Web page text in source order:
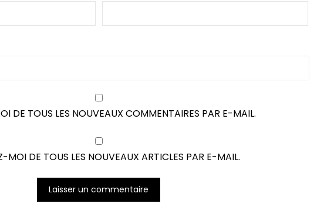
DE TOUS LES NOUVEAUX COMMENTAIRES PAR E-MAIL.
MOI DE TOUS LES NOUVEAUX ARTICLES PAR E-MAIL.